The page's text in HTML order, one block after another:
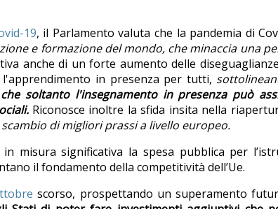
19, il Parlamento valuta che la pandemia di
e formazione del mondo, che minaccia una
anche di un forte aumento delle
in presenza per tutti,
soltanto l'insegnamento in presenza può
Riconosce inoltre la sfida insita nella
di migliori prassi a livello europeo.
misura significativa la spesa pubblica per
il fondamento della competitività dell’Ue.
scorso, prospettando un superamento